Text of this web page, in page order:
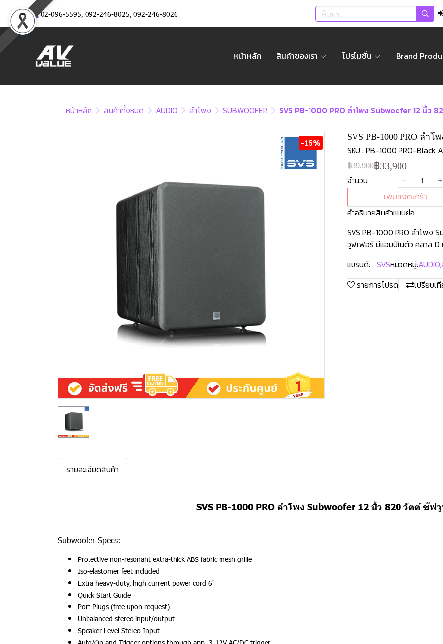
02-096-5595, 092-246-8025, 092-246-8026
หน้าหลัก สินค้าของเรา โปรโมชั่น Brand
หน้าหลัก สินค้าทั้งหมด AUDIO ลำโพง SUBWOOFER SVS PB-1000 PRO ลำโพง Subwoofer 12 นิ้ว
-15%
SVS PB-1000 PRO ลำ
SKU : PB-1000 PRO-Black
฿39,900฿33,900
จำนวน
เพิ่มลงตะกร้า
คำอธิบายสินค้าแบบย่อ
SVS PB-1000 PRO ลำโพง
วูฟเฟอร์ มีแอมป์ในตัว คลาส
แบรนด์: SVSหมวดหมู่:AUDIO,
รายการโปรด
เปรียบเ
รายละเอียดสินค้า
SVS PB-1000 PRO ลำโพง Subwoofer 12 นิ้ว 820 วัตต์ ซัฟ
Subwoofer Specs:
Protective non-resonant extra-thick ABS fabric mesh grille
Iso-elastomer feet included
Extra heavy-duty, high current power cord 6'
Quick Start Guide
Port Plugs (free upon request)
Unbalanced stereo input/output
Speaker Level Stereo Input